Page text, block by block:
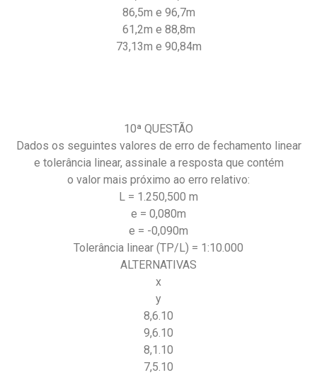
86,5m e 96,7m
61,2m e 88,8m
73,13m e 90,84m
10ª QUESTÃO
Dados os seguintes valores de erro de fechamento linear
e tolerância linear, assinale a resposta que contém
o valor mais próximo ao erro relativo:
L = 1.250,500 m
e = 0,080m
e = -0,090m
Tolerância linear (TP/L) = 1:10.000
ALTERNATIVAS
x
y
8,6.10
9,6.10
8,1.10
7,5.10